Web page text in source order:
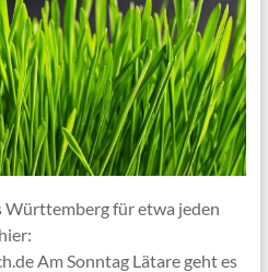
für etwa jeden
Am Sonntag Lätare geht es